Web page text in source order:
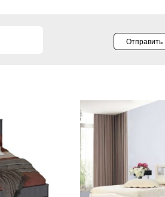
Отправить